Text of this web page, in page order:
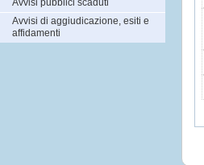
Avvisi pubblici scaduti
Avvisi di aggiudicazione, esiti e
affidamenti